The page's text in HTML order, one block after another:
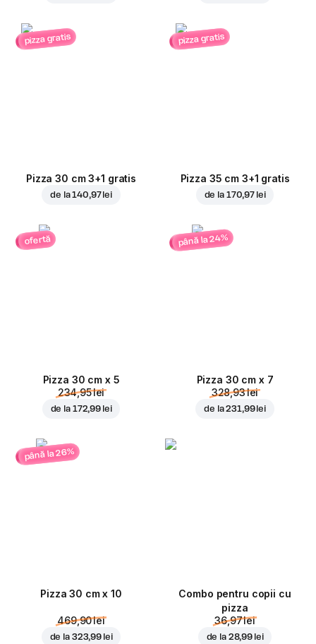
pizza gratis
Pizza 30 cm 3+1 gratis
de la140,97 lei
pizza gratis
Pizza 35 cm 3+1 gratis
de la 170,97 lei
ofertă
Pizza 30 cm x 5
234,95 lei
de la 172,99 lei
până la 24%
Pizza 30 cm x 7
328,93 lei
de la231,99 lei
până la 26%
Pizza 30 cm x 10
469,90 lei
de la 323,99 lei
Combo pentru copii cu
pizza
36,97 lei
de la 28,99 lei